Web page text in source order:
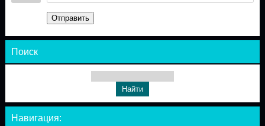
Отправить
Поиск
Навигация: